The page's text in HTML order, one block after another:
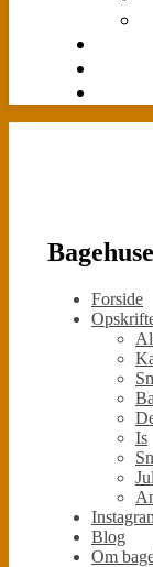
Forside
Is
Jul
Blog
Om